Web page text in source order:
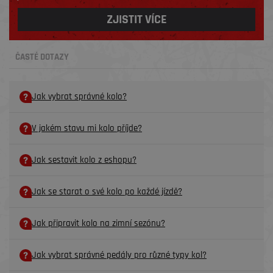
ZJISTIT VÍCE
ČASTÉ DOTAZY
Jak vybrat správné kolo?
V jakém stavu mi kolo příjde?
Jak sestavit kolo z eshopu?
Jak se starat o své kolo po každé jízdě?
Jak připravit kolo na zimní sezónu?
Jak vybrat správné pedály pro různé typy kol?